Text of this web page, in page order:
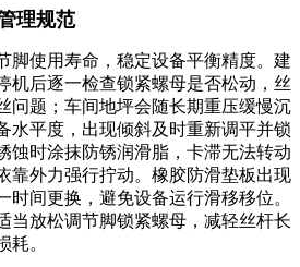
理规范
脚使用寿命，稳定设备平衡精度。建
机后逐一检查锁紧螺母是否松动，丝
问题；车间地坪会随长期重压缓慢沉
水平度，出现倾斜及时重新调平并锁
蚀时涂抹防锈润滑脂，卡滞无法转动
靠外力强行拧动。橡胶防滑垫板出现
时间更换，避免设备运行滑移移位。
当放松调节脚锁紧螺母，减轻丝杆长
耗。